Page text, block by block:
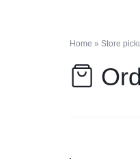
Home » Store